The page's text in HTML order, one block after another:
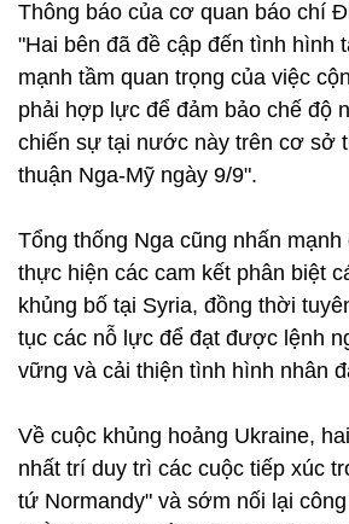
Thông báo của cơ quan báo chí
"Hai bên đã đề cập đến tình hình
mạnh tầm quan trọng của việc
phải hợp lực để đảm bảo chế độ
chiến sự tại nước này trên cơ sở
thuận Nga-Mỹ ngày 9/9".
Tổng thống Nga cũng nhấn mạnh
thực hiện các cam kết phân biệt
khủng bố tại Syria, đồng thời
tục các nỗ lực để đạt được lệnh
vững và cải thiện tình hình nhân
Về cuộc khủng hoảng Ukraine,
nhất trí duy trì các cuộc tiếp xúc
tứ Normandy" và sớm nối lại